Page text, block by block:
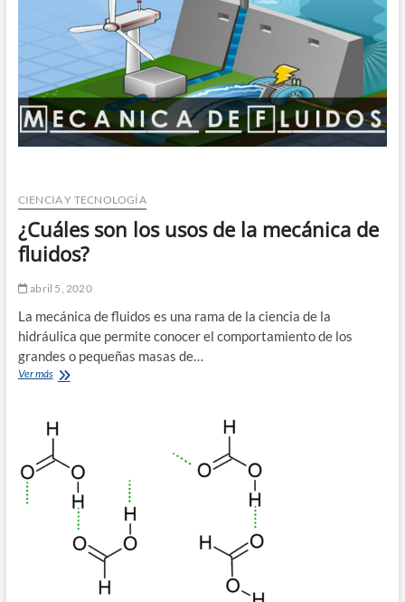
un
estudio
CIENCIA Y TECNOLOGÍA
¿Cuáles son los usos de la mecánica de
fluidos?
abril 5, 2020
La mecánica de fluidos es una rama de la ciencia de la
hidráulica que permite conocer el comportamiento de los
grandes o pequeñas masas de…
Ver más¿Cuáles
usos
de
la
mecánica
fluidos?